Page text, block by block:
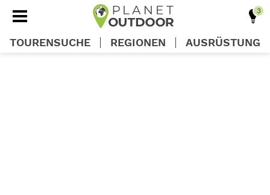
TOURENSUCHE REGIONEN AUSRÜSTUNG